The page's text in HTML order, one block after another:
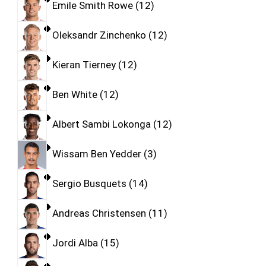
Emile Smith Rowe 12
Oleksandr Zinchenko 12
Kieran Tierney 12
Ben White 12
Albert Sambi Lokonga 12
Wissam Ben Yedder 3
Sergio Busquets 14
Andreas Christensen 11
Jordi Alba 15